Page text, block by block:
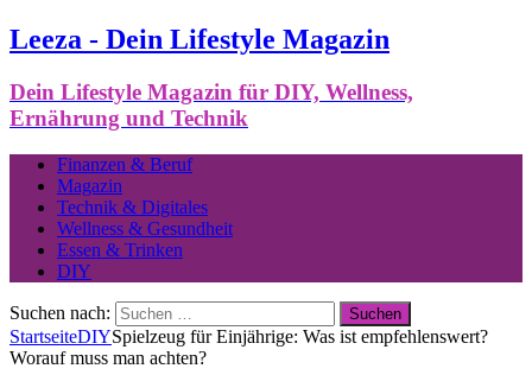
Leeza - Dein Lifestyle Magazin
Dein Lifestyle Magazin für DIY, Wellness,
Ernährung und Technik
Finanzen & Beruf
Magazin
Technik & Digitales
Wellness & Gesundheit
Essen & Trinken
DIY
Suchen nach:
StartseiteDIYSpielzeug für Einjährige: Was ist empfehlenswert?
Worauf muss man achten?